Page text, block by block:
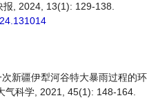
, 2024, 13(1): 129-138.
新疆伊犁河谷特大暴雨过程的环
气科学, 2021, 45(1): 148-164.